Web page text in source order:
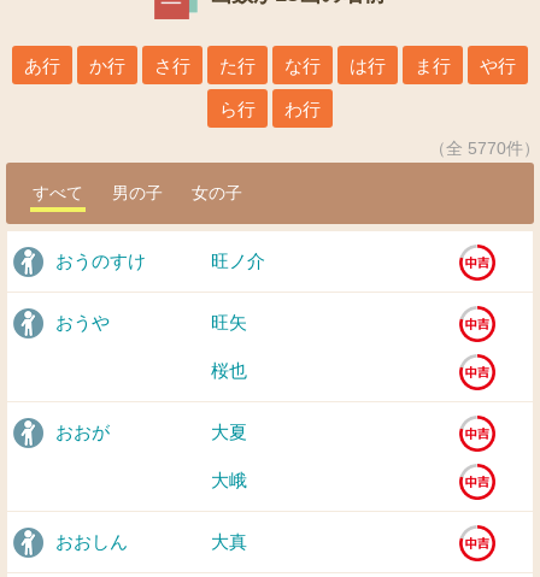
あ行 か行 さ行 た行 な行 は行 ま行 や行
ら行 わ行
（全 5770件）
すべて 男の子 女の子
おうのすけ 旺ノ介
おうや 旺矢
桜也
おおが 大夏
大峨
おおしん 大真